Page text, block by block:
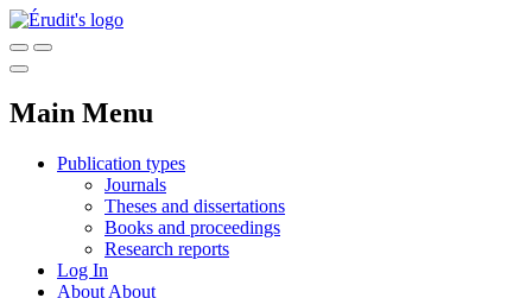
Main Menu
Publication types
Journals
Theses and dissertations
Books and proceedings
Research reports
Log In
About About